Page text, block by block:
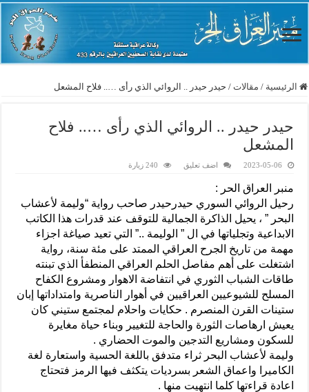
الرئيسية / مقالات / حيدر حيدر .. الروائي الذي رأى ….. فلاح المشعل
حيدر حيدر .. الروائي الذي رأى ….. فلاح
المشعل
2023-05-06 اضف تعليق 240 زيارة
منبر العراق الحر :
رحيل الروائي السوري حيدرحيدر صاحب رواية “وليمة لأعشاب
البحر ” ، يحيل الذاكرة الجمالية للتوقف عند قدرات هذا الكاتب
الابداعية وتجلياتها في ال ” الوليمة ..” التي تعيد صياغة اجزاء
مهمة من تاريخ الجرح العراقي الممتد على مئة سنة، رواية
اشتغلت على أهم مفاصل الحلم العراقي المنطفأ الذي تبنته
طاقات الشباب الثوري في انتفاضة الاهوار ومشروع الكفاح
المسلح للشيوعيين العراقيين في أهوار الناصرية وامتداداتها إبان
ستينات القرن المنصرم . حكايات واحلام لمجتمع ستيني كان
يعيش ارهاصات الثورة والحاجة للتغيير وبناء حياة مغايرة
للسكون ومشاريع التدجين والموت الحضاري .
وليمة لأعشاب البحر ثراء متدفق باللغة الحسية واستعارة لغة
الكاميرا واعماق الشعر بسرديات يتكثف فيها الرمز فتحتاج
اعادة قراءتها كلما انتهيت منها .